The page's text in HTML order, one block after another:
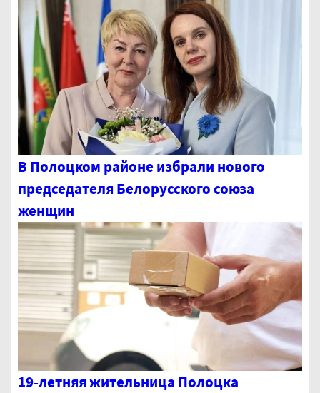
В Полоцком районе избрали нового
председателя Белорусского союза
женщин
19-летняя жительница Полоцка